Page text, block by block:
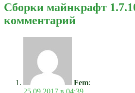
Сборки майнкрафт
комментарий
Fem:
25.09.2017 в 04:39